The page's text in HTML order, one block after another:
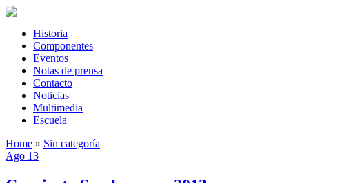
Historia
Componentes
Eventos
Notas de prensa
Contacto
Noticias
Multimedia
Escuela
Home » Sin categoría
Ago 13